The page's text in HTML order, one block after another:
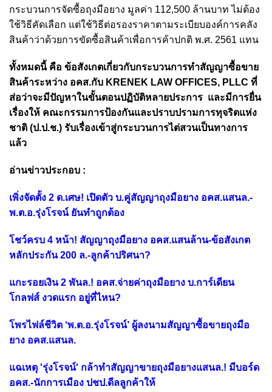
กระบวนการจัดซื้อถุงมือยาง มูลค่า 112,500 ล้านบาท ไม่ต้อง
ใช้วิธีคัดเลือก แต่ใช้วิธีต่อรองราคาตามระเบียบองค์การคลัง
สินค้าว่าด้วยการขัดซื้อสินค้าเพื่อการค้าปกติ พ.ศ. 2561 แทน
ทั้งหมดนี้ คือ ข้อสังเกตเกี่ยวกับกระบวนการทำสัญญาซื้อขาย
สินค้าระหว่าง อคส.กับ KRENEK LAW OFFICES, PLLC ที่
ส่อว่าจะมีปัญหาในขั้นตอนปฏิบัติหลายประการ และมีการยื่น
เรื่องให้ คณะกรรมการป้องกันและปราบปรามการทุจริตแห่ง
ชาติ (ป.ป.ช.) รับเรื่องเข้าสู่กระบวนการไต่สวนเป็นทางการ
แล้ว
อ่านข่าวประกอบ :
เพิ่งจัดตั้ง 2 ด.เศษ! เปิดตัว บ.คู่สัญญาถุงมือยาง อคส.แสนล.-
พ.ต.อ.รุ่งโรจน์ ยันทำถูกต้อง
โชว์ครบ 4 หน้า! สัญญาถุงมือยาง อคส.แสนล้าน-ข้อสังเกต
หลักประกัน 200 ล.-ลูกค้าปริศนา?
แกะรอยเงิน 2 พันล.! อคส.จ่ายค่าถุงมือยาง บ.การ์เดียน
โกลฟส์ งวดแรก อยู่ที่ไหน?
โพรไฟล์ชีวิต ‘พ.ต.อ.รุ่งโรจน์’ ผู้ลงนามสัญญาซื้อขายถุงมือ
ยาง อคส.แสนล.
แฉเหตุ 'รุ่งโรจน์' กล้าทำสัญญาขายถุงมือยางแสนล.! มีบอร์ด
อคส.-นักการเมือง ปชป.ดีลลูกค้าให้